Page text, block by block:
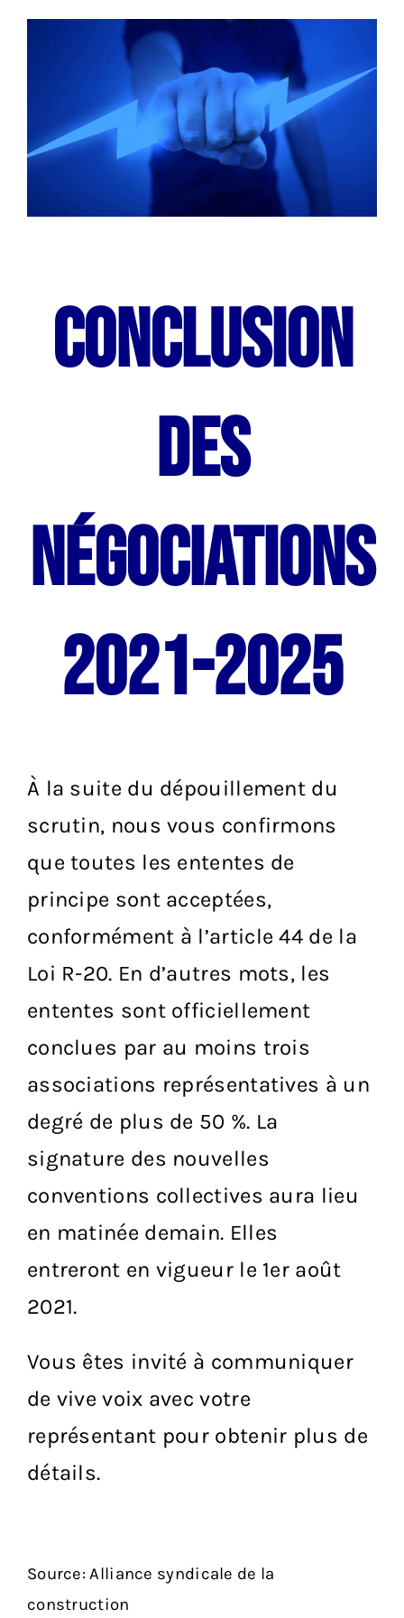
Services aux membres
Activités
Boutique
Conclusion
des
négociations
2021-2025
À la suite du dépouillement du
scrutin, nous vous confirmons
que toutes les ententes de
principe sont acceptées,
conformément à l’article 44 de la
Loi R-20. En d’autres mots, les
ententes sont officiellement
conclues par au moins trois
associations représentatives à un
degré de plus de 50 %. La
signature des nouvelles
conventions collectives aura lieu
en matinée demain. Elles
entreront en vigueur le 1er août
2021.
Vous êtes invité à communiquer
de vive voix avec votre
représentant pour obtenir plus de
détails.
Source: Alliance syndicale de la
construction